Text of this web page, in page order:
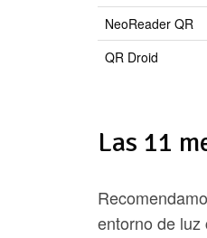
NeoReader QR
QR Droid
Las 11
entorno de